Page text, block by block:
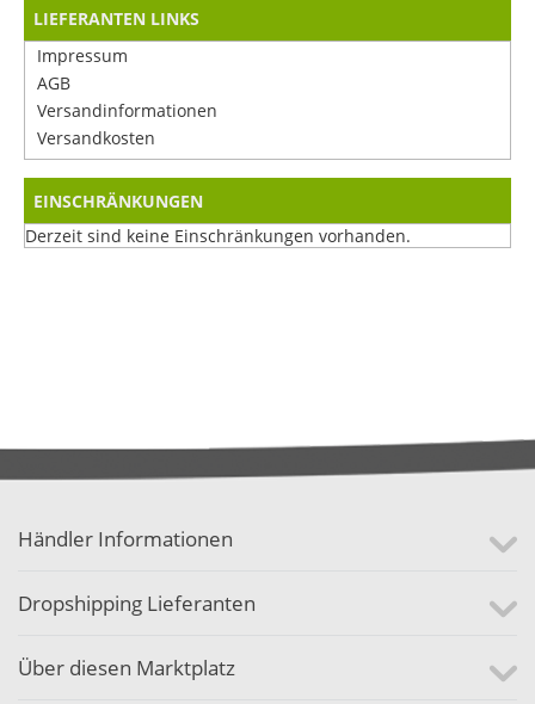
LIEFERANTEN LINKS
Impressum
AGB
Versandinformationen
Versandkosten
EINSCHRÄNKUNGEN
Derzeit sind keine Einschränkungen vorhanden.
Händler Informationen
Dropshipping Lieferanten
Über diesen Marktplatz